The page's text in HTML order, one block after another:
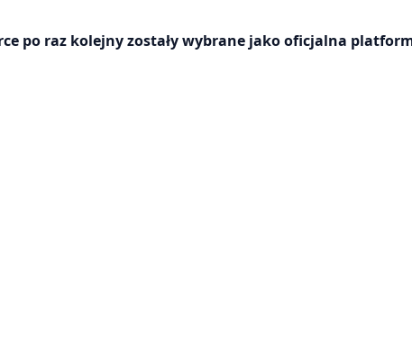
po raz kolejny zostały wybrane jako oficjalna